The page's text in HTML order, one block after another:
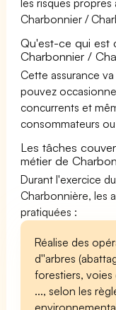
Charbonnier /
Qu'est-ce qui est
Charbonnier /
Cette assurance
pouvez
concurrents et
consommateurs
Les tâches
métier de
Durant l'exercice
Charbonnière, les
pratiquées :
Réalise des
d''arbres
forestiers, voies
..., selon les